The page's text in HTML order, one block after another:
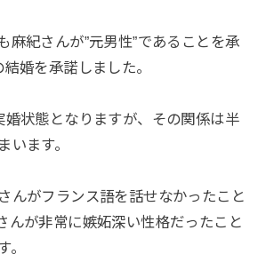
麻紀さんが”元男性”であることを承
婚を承諾しました。
婚状態となりますが、その関係は半
います。
んがフランス語を話せなかったこと
んが非常に嫉妬深い性格だったこと
。